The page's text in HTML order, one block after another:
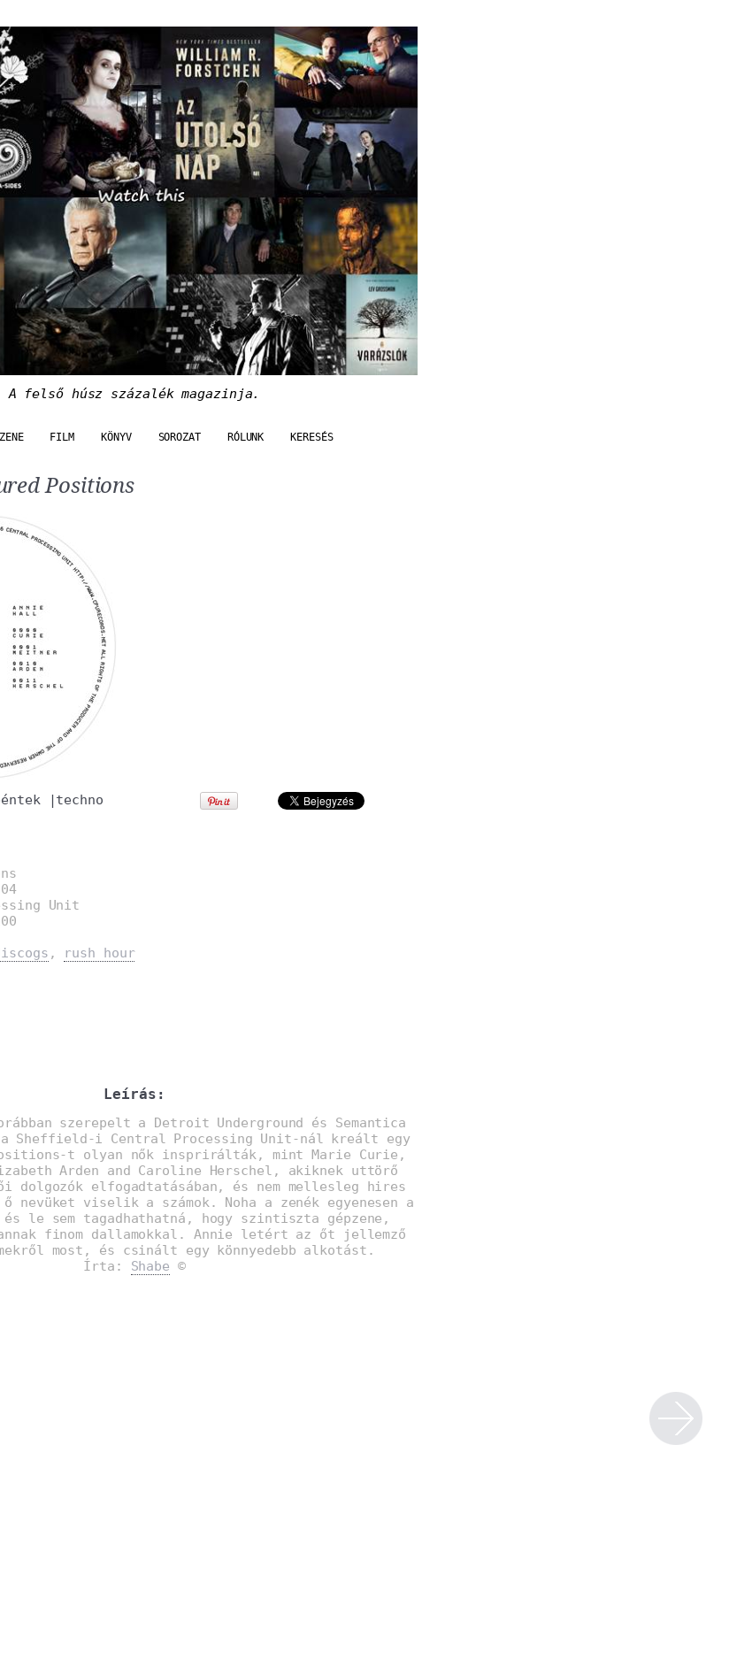
A felső húsz százalék magazinja.
ZENE FILM KÖNYV SOROZAT RÓLUNK KERESÉS
Positions
|techno
Unit
, rush hour
Leírás:
szerepelt a Detroit Underground és Semantica
a Sheffield-i Central Processing Unit-nál kreált egy
t olyan nők insprirálták, mint Marie Curie,
Arden and Caroline Herschel, akiknek uttörő
dolgozók elfogadtatásában, és nem mellesleg hires
nevüket viselik a számok. Noha a zenék egyenesen a
le sem tagadhathatná, hogy szintiszta gépzene,
finom dallamokkal. Annie letért az őt jellemző
most, és csinált egy könnyedebb alkotást.
Írta: Shabe ©